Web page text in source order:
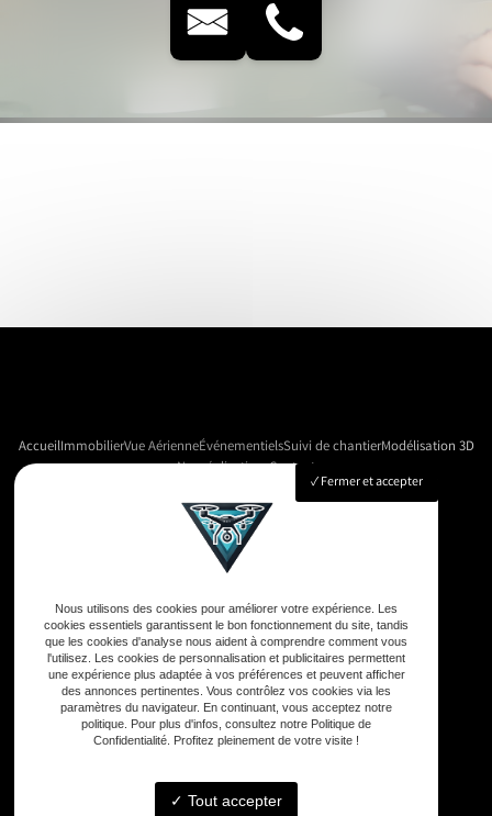
AccueilImmobilierVue AérienneÉvénementielsSuivi de chantierModélisation 3D
Nos réalisationsContact
Adresse
33590 Vensac
Téléphone
06 33 48 35 75
Email
Fermer et accepter
Nous utilisons des cookies pour améliorer votre expérience. Les
cookies essentiels garantissent le bon fonctionnement du site, tandis
que les cookies d'analyse nous aident à comprendre comment vous
l'utilisez. Les cookies de personnalisation et publicitaires permettent
une expérience plus adaptée à vos préférences et peuvent afficher
des annonces pertinentes. Vous contrôlez vos cookies via les
paramètres du navigateur. En continuant, vous acceptez notre
politique. Pour plus d'infos, consultez notre Politique de
Confidentialité. Profitez pleinement de votre visite !
Tout accepter